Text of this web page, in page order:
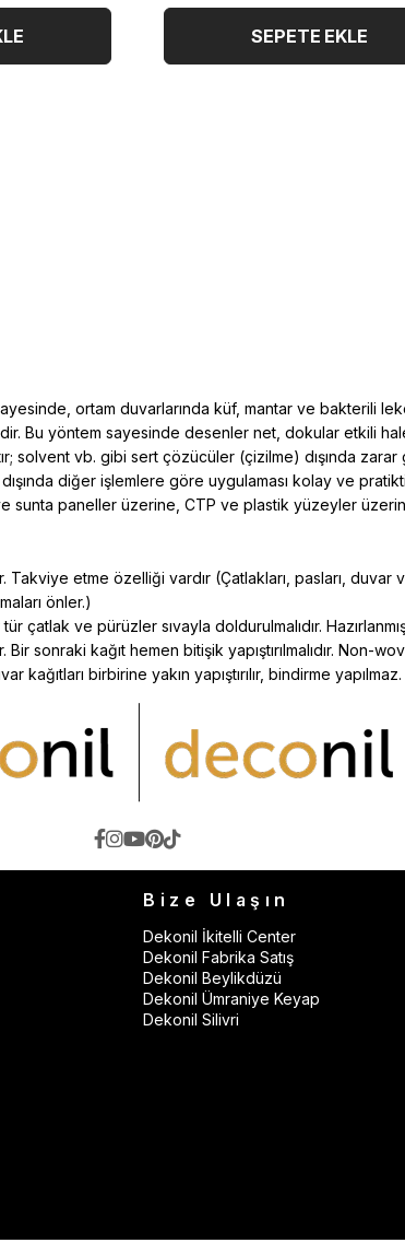
SEPETE EKLE
ortam duvarlarında küf, mantar ve bakterili
Bu yöntem sayesinde desenler net, dokular etkili
solvent vb. gibi sert çözücüler (çizilme) dışında
diğer işlemlere göre uygulaması kolay ve
sunta paneller üzerine, CTP ve plastik yüzeyler
etme özelliği vardır (Çatlakları, pasları, duvar
önler.)
çatlak ve pürüzler sıvayla doldurulmalıdır.
Bir sonraki kağıt hemen bitişik yapıştırılmalıdır. Non-
birbirine yakın yapıştırılır, bindirme yapılmaz.
Bize Ulaşın
Dekonil İkitelli Center
Dekonil Fabrika Satış
Dekonil Beylikdüzü
Dekonil Ümraniye Keyap
Dekonil Silivri